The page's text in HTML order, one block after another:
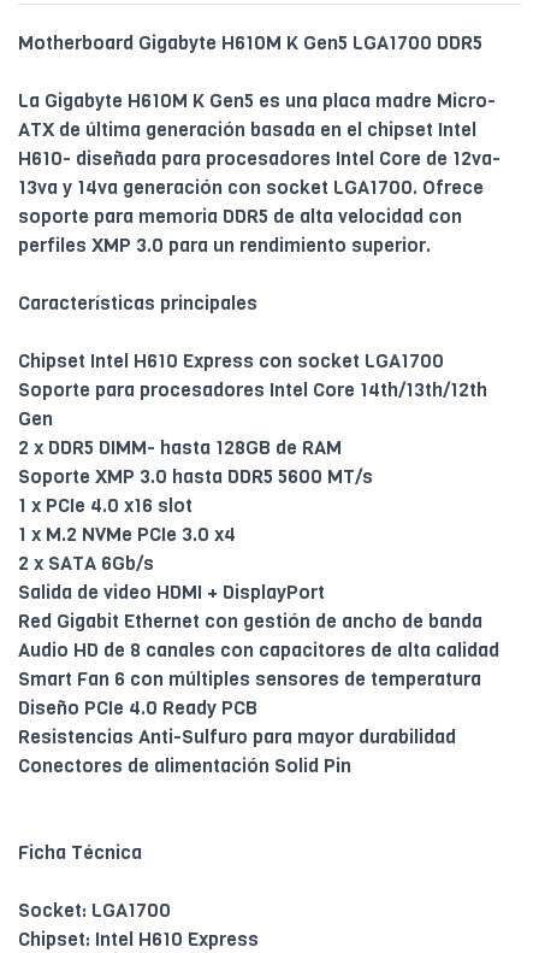
Motherboard Gigabyte H610M K Gen5 LGA1700 DDR5
La Gigabyte H610M K Gen5 es una placa madre Micro-
ATX de última generación basada en el chipset Intel
H610- diseñada para procesadores Intel Core de 12va-
13va y 14va generación con socket LGA1700. Ofrece
soporte para memoria DDR5 de alta velocidad con
perfiles XMP 3.0 para un rendimiento superior.
Características principales
Chipset Intel H610 Express con socket LGA1700
Soporte para procesadores Intel Core 14th/13th/12th
Gen
2 x DDR5 DIMM- hasta 128GB de RAM
Soporte XMP 3.0 hasta DDR5 5600 MT/s
1 x PCIe 4.0 x16 slot
1 x M.2 NVMe PCIe 3.0 x4
2 x SATA 6Gb/s
Salida de video HDMI + DisplayPort
Red Gigabit Ethernet con gestión de ancho de banda
Audio HD de 8 canales con capacitores de alta calidad
Smart Fan 6 con múltiples sensores de temperatura
Diseño PCIe 4.0 Ready PCB
Resistencias Anti-Sulfuro para mayor durabilidad
Conectores de alimentación Solid Pin
Ficha Técnica
Socket: LGA1700
Chipset: Intel H610 Express